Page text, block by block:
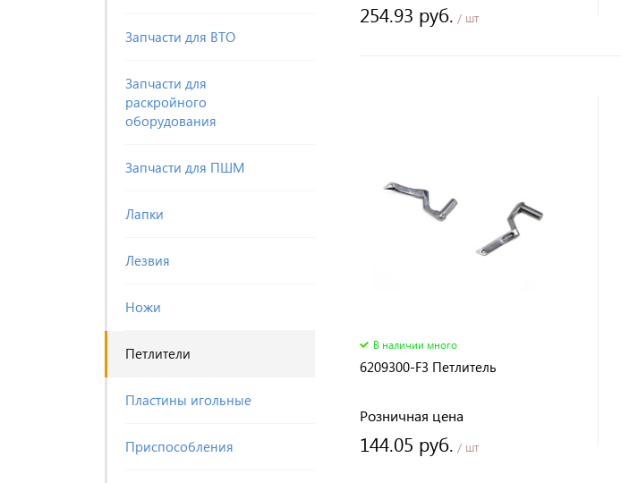
Запчасти для ВТО
Запчасти для
раскройного
оборудования
Запчасти для ПШМ
Лапки
Лезвия
Ножи
Петлители
Пластины игольные
Приспособления
254.93 руб. / шт
В наличии много
6209300-F3 Петлитель
Розничная цена
144.05 руб. / шт